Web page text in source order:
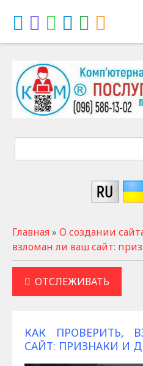
Главная» О создании
взломан ли ваш сайт:
ОТСЛЕЖИВАТЬ
КАК ПРОВЕРИТЬ,
САЙТ: ПРИЗНАКИ И